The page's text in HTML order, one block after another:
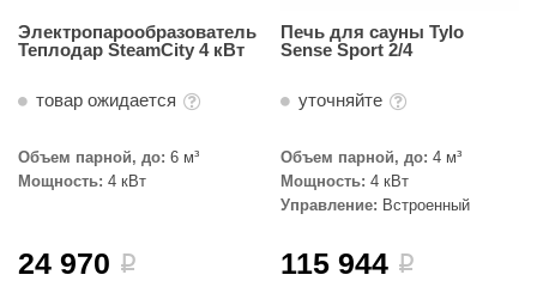
камень
Электропарообразователь
Теплодар SteamCity 4 кВт
товар ожидается
Объем парной, до: 6 м³
Мощность: 4 кВт
24 970 i
Печь для сауны Tylo
Sense Sport 2/4
уточняйте
Объем парной, до: 4 м³
Мощность: 4 кВт
Управление: Встроенный
115 944 i